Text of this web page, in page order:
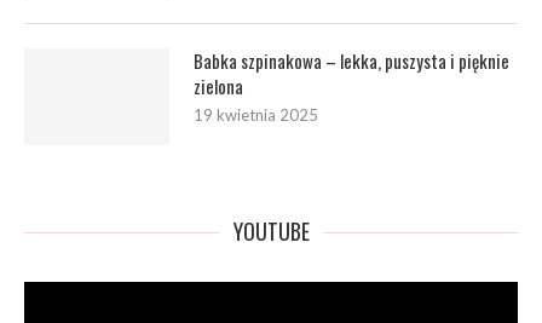
Babka szpinakowa – lekka, puszysta i pięknie
zielona
19 kwietnia 2025
YOUTUBE